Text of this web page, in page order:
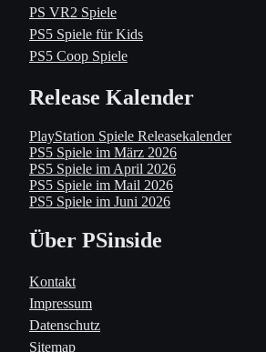
PS VR2 Spiele
PS5 Spiele für Kids
PS5 Coop Spiele
Release Kalender
PlayStation Spiele Releasekalender
PS5 Spiele im März 2026
PS5 Spiele im April 2026
PS5 Spiele im Mail 2026
PS5 Spiele im Juni 2026
Über PSinside
Kontakt
Impressum
Datenschutz
Sitemap